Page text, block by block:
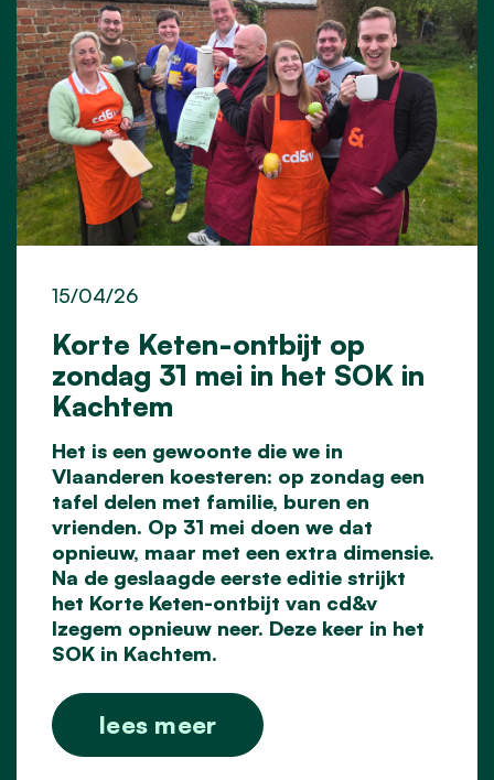
Korte Keten-ontbijt op
zondag 31 mei in het SOK in
Kachtem
15/04/26
Het is een gewoonte die we in
Vlaanderen koesteren: op zondag een
tafel delen met familie, buren en
vrienden. Op 31 mei doen we dat
opnieuw, maar met een extra dimensie.
Na de geslaagde eerste editie strijkt
het Korte Keten-ontbijt van cd&v
Izegem opnieuw neer. Deze keer in het
SOK in Kachtem.
lees meer